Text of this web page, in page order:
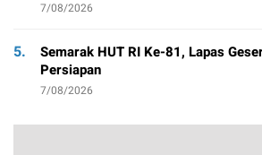
7/08/2026
5.
Semarak HUT RI Ke-81, Lapas
Persiapan
7/08/2026